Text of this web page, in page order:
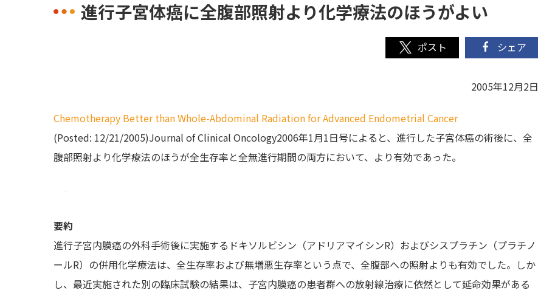
進行子宮体癌に全腹部照射より化学療法のほうがよい
シェア
2005年12月2日
Chemotherapy Better than Whole-Abdominal Radiation for Advanced Endometrial Cancer
(Posted: 12/21/2005)Journal of Clinical Oncology2006年1月1日号によると、進行した子宮体癌の術後に、全
腹部照射より化学療法のほうが全生存率と全無進行期間の両方において、より有効であった。
要約
進行子宮内膜癌の外科手術後に実施するドキソルビシン（アドリアマイシンR）およびシスプラチン（プラチノ
ールR）の併用化学療法は、全生存率および無増悪生存率という点で、全腹部への照射よりも有効でした。しか
し、最近実施された別の臨床試験の結果は、子宮内膜癌の患者群への放射線治療に依然として延命効果がある